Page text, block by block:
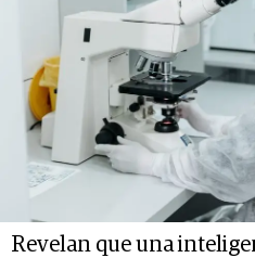
Revelan que una